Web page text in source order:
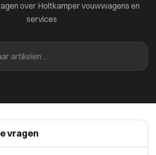
over Holtkamper vouwwagens en
services
vragen